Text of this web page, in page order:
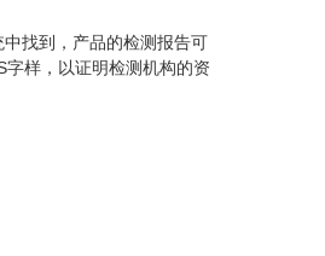
找到，产品的检测报告可
样，以证明检测机构的资